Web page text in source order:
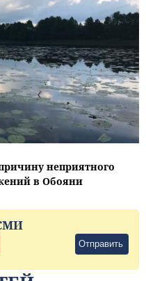
неприятного
в Обояни
Отправить